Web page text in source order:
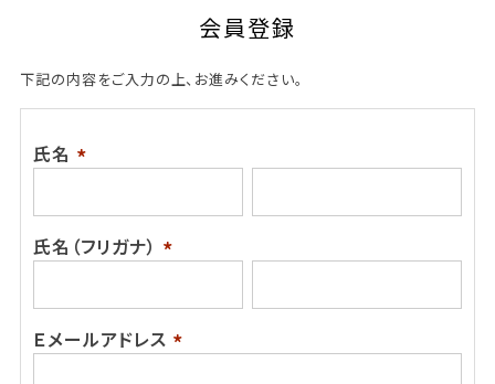
会員登録
下記の内容をご入力の上、お進みください。
氏名
須)
氏名（フリガナ）
須)
Ｅメールアドレス